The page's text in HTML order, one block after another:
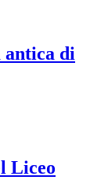
antica di
Liceo